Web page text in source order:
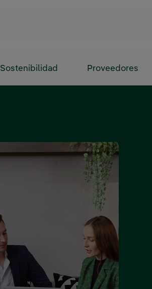
Sostenibilidad Proveedores